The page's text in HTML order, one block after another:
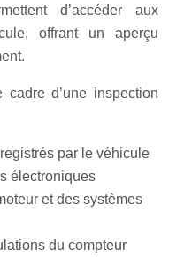
d’accéder aux
offrant un aperçu
d’une inspection
par le véhicule
électroniques
et des systèmes
du compteur